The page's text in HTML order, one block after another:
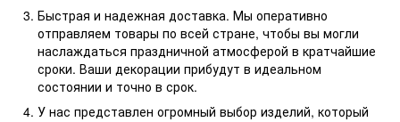
Быстрая и надежная доставка. Мы оперативно
отправляем товары по всей стране, чтобы вы могли
наслаждаться праздничной атмосферой в кратчайшие
сроки. Ваши декорации прибудут в идеальном
состоянии и точно в срок.
У нас представлен огромный выбор изделий, который